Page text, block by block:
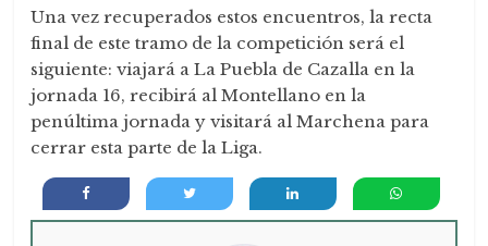
Una vez recuperados estos encuentros, la recta
final de este tramo de la competición será el
siguiente: viajará a La Puebla de Cazalla en la
jornada 16, recibirá al Montellano en la
penúltima jornada y visitará al Marchena para
cerrar esta parte de la Liga.